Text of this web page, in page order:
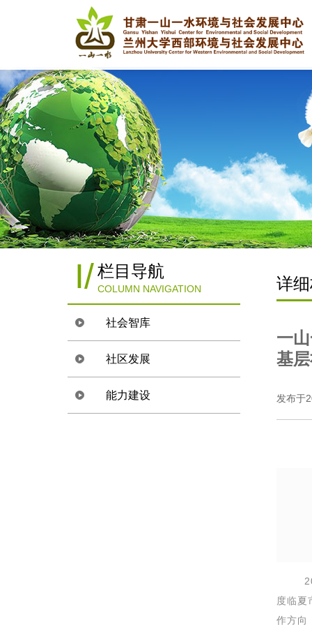
I/栏目导航
COLUMN NAVIGATION
社会智库
政策倡导
战略规划
社区发展
灾害管理
能力建设
详
一
基
发布于
度临夏
作方向